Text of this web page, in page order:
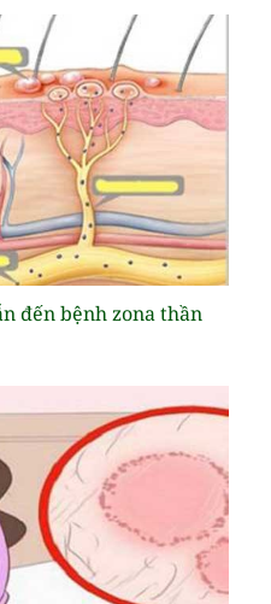
đến bệnh zona thần